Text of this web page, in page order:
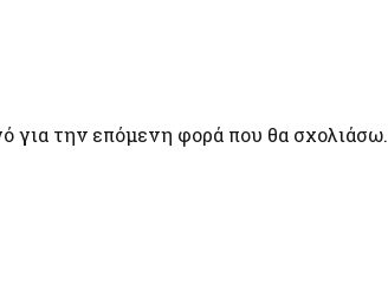
για την επόμενη φορά που θα σχολιάσω.